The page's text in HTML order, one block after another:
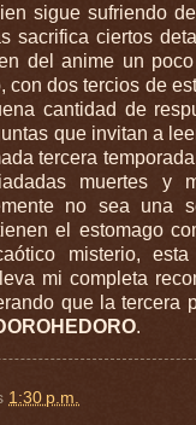
sigue sufriendo
sacrifica ciertos
del anime un
con dos tercios de
cantidad de
que invitan a
tercera
muertes y
no sea una
el estomago
misterio,
mi completa
que la tercera
.
1:30 p.m.